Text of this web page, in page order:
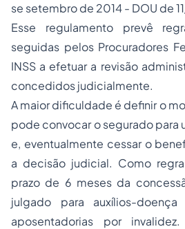
se setembro de 2014 - DOU de
Esse regulamento prevê
seguidas pelos Procuradores
INSS a efetuar a revisão
concedidos judicialmente.
A maior dificuldade é definir o
pode convocar o segurado para
e, eventualmente cessar o
a decisão judicial. Como
prazo de 6 meses da
julgado para auxílios-
aposentadorias por